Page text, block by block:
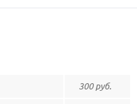
300 руб.